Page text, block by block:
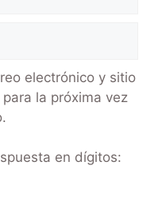
electrónico y sitio
la próxima vez
en dígitos: